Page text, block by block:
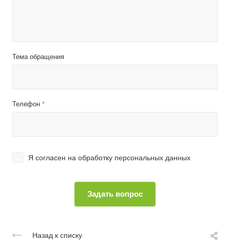
Тема обращения
Телефон *
Я согласен на обработку персональных данных
Назад к списку